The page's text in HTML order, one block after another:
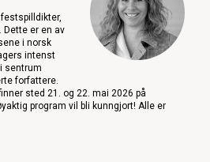
Dette er en av
i norsk
intenst
sentrum
forfattere.
sted 21. og 22. mai 2026 på
program vil bli kunngjort! Alle er